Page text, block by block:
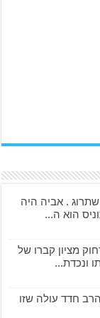
. אביה היה
הוא ה...
מציון קברו של
ונכדת...
חדד עולה שזו